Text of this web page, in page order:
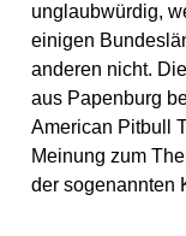
unglaubwürdig,
einigen
anderen nicht.
aus Papenburg
American Pitbull
Meinung zum
der sogenannten